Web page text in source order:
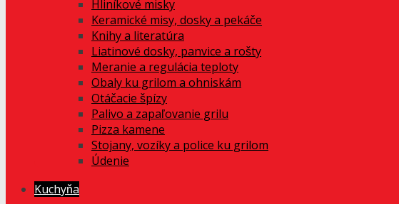
Hliníkové misky
Keramické misy, dosky a pekáče
Knihy a literatúra
Liatinové dosky, panvice a rošty
Meranie a regulácia teploty
Obaly ku grilom a ohniskám
Otáčacie špízy
Palivo a zapaľovanie grilu
Pizza kamene
Stojany, vozíky a police ku grilom
Údenie
Kuchyňa